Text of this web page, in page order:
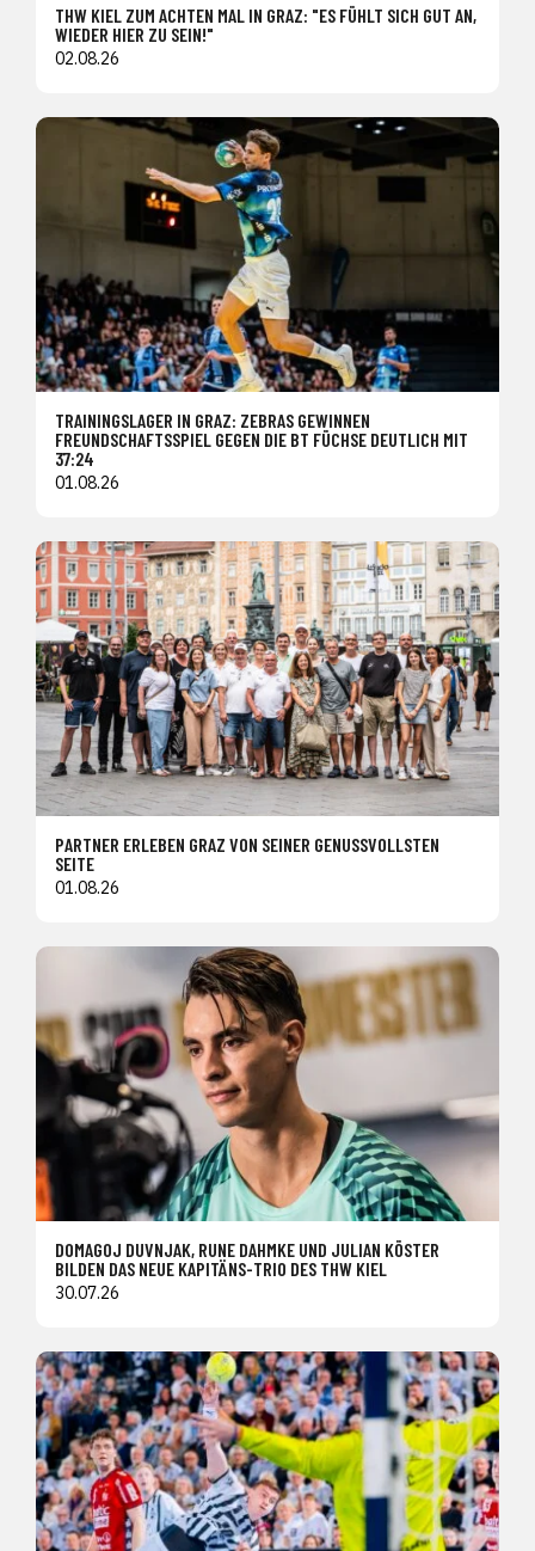
THW KIEL ZUM ACHTEN MAL IN GRAZ: "ES FÜHLT SICH GUT AN,
WIEDER HIER ZU SEIN!"
02.08.26
TRAININGSLAGER IN GRAZ: ZEBRAS GEWINNEN
FREUNDSCHAFTSSPIEL GEGEN DIE BT FÜCHSE DEUTLICH MIT
37:24
01.08.26
PARTNER ERLEBEN GRAZ VON SEINER GENUSSVOLLSTEN
SEITE
01.08.26
DOMAGOJ DUVNJAK, RUNE DAHMKE UND JULIAN KÖSTER
BILDEN DAS NEUE KAPITÄNS-TRIO DES THW KIEL
30.07.26